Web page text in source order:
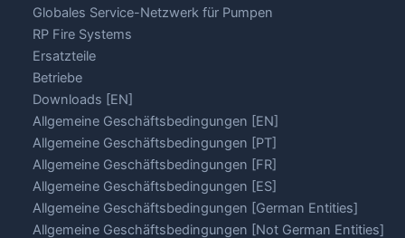
Globales Service-Netzwerk für Pumpen
RP Fire Systems
Ersatzteile
Betriebe
Downloads [EN]
Allgemeine Geschäftsbedingungen [EN]
Allgemeine Geschäftsbedingungen [PT]
Allgemeine Geschäftsbedingungen [FR]
Allgemeine Geschäftsbedingungen [ES]
Allgemeine Geschäftsbedingungen [German Entities]
Allgemeine Geschäftsbedingungen [Not German Entities]